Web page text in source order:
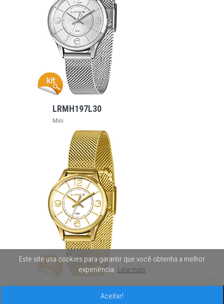
Este site usa cookies para garantir que você obtenha a melhor
experiência. Leia mais
Aceitar!
VEJA MAIS
LRMH197L30
Mini
VEJA MAIS